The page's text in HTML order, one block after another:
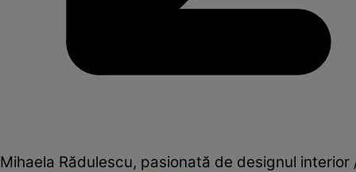
Mihaela Rădulescu, pasionată de designul interior